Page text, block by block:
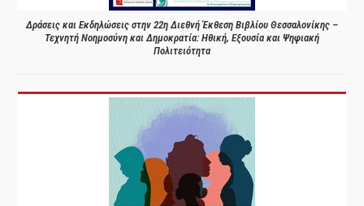
Δράσεις και Εκδηλώσεις στην 22η Διεθνή Έκθεση Βιβλίου Θεσσαλονίκης –
Τεχνητή Νοημοσύνη και Δημοκρατία: Ηθική, Εξουσία και Ψηφιακή
Πολιτειότητα